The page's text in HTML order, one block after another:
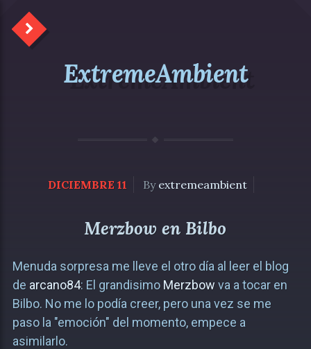
ExtremeAmbient
DICIEMBRE 11 By extremeambient
Merzbow en Bilbo
Menuda sorpresa me lleve el otro día al leer el blog
de arcano84: El grandisimo Merzbow va a tocar en
Bilbo. No me lo podía creer, pero una vez se me
paso la "emoción" del momento, empece a
asimilarlo.